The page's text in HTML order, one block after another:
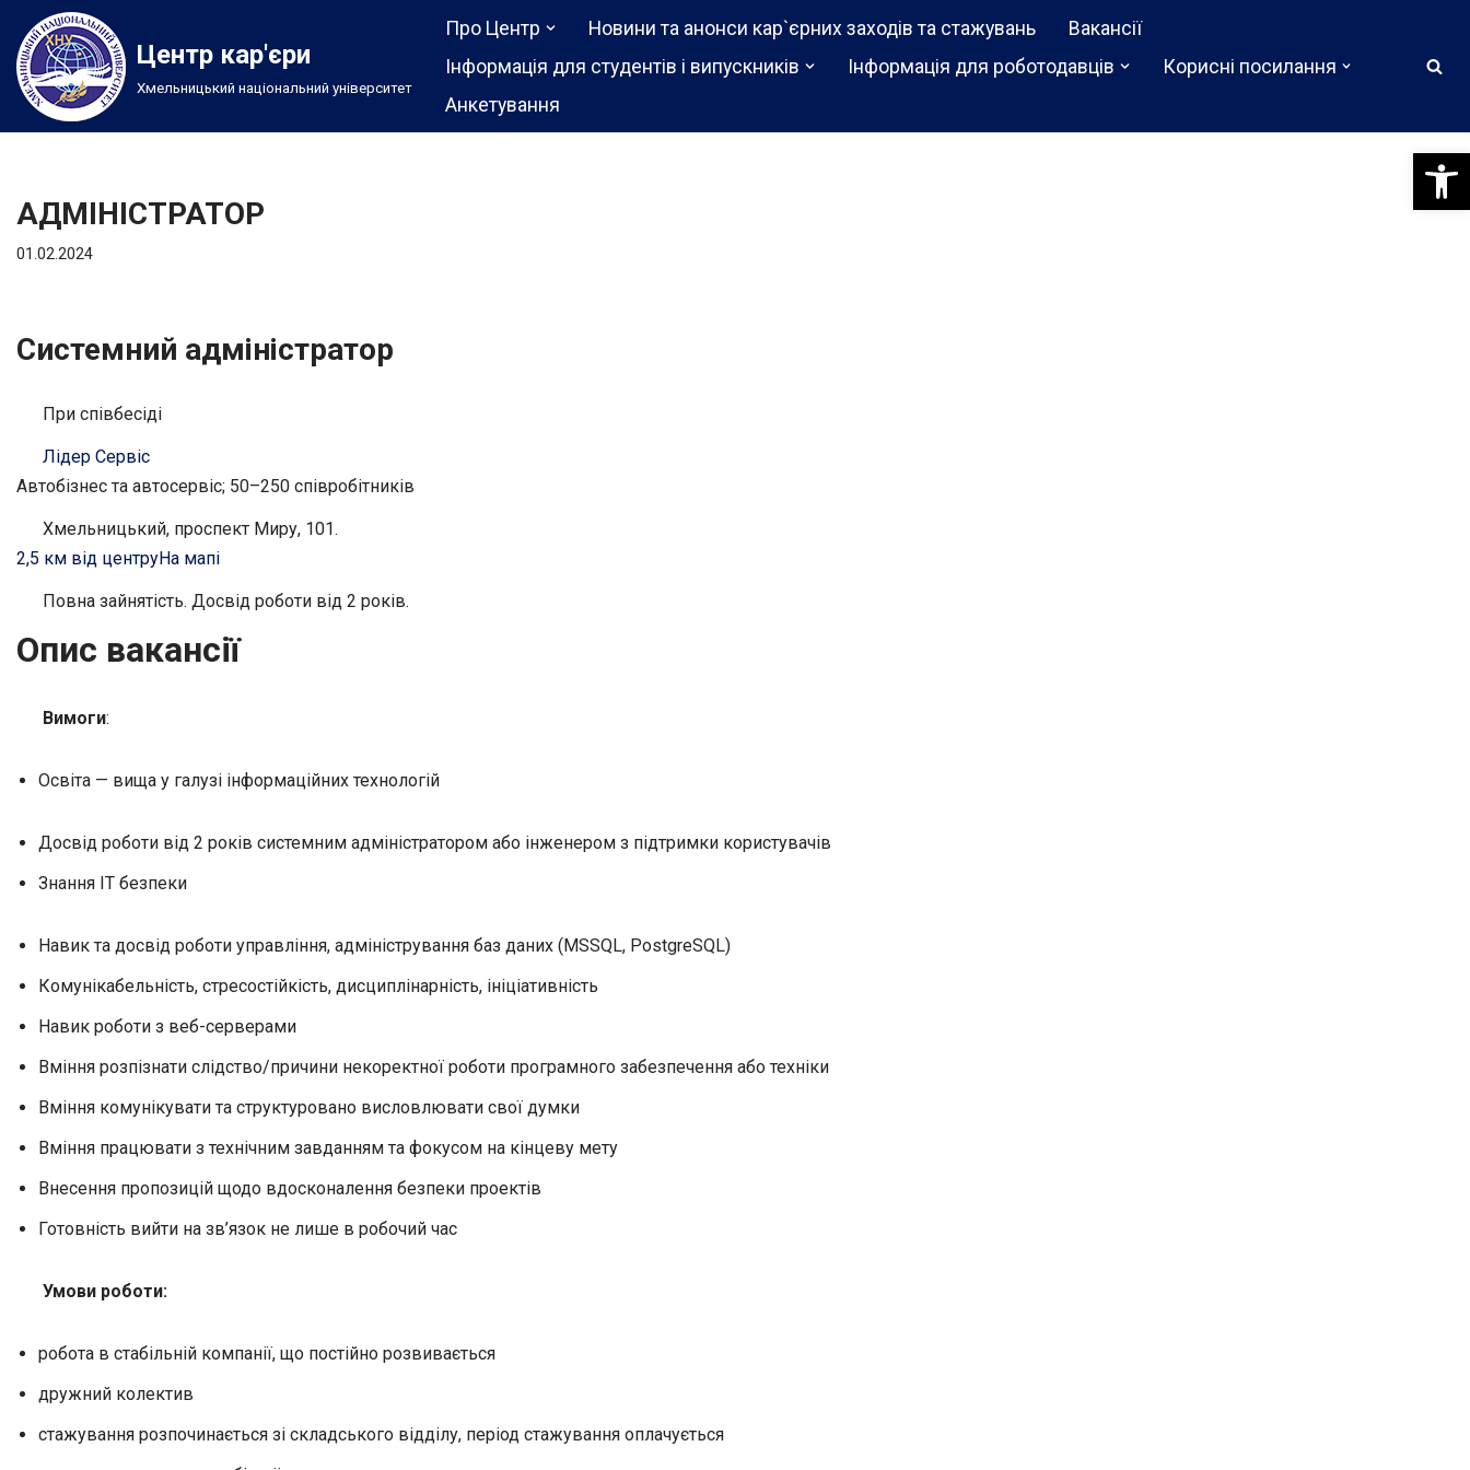
Перейти
до
вмісту
Центр кар'єри
Хмельницький національний університет
Про Центр Новини та анонси кар`єрних заходів та стажувань
Вакансії
Інформація для студентів і випускників
Інформація для роботодавців
Корисні посилання
Анкетування
АДМІНІСТРАТОР
01.02.2024
Системний адміністратор
При співбесіді
Лідер Сервіс
Автобізнес та автосервіс; 50–250 співробітників
Хмельницький, проспект Миру, 101.
2,5 км від центруНа мапі
Повна зайнятість. Досвід роботи від 2 років.
Опис вакансії
Вимоги:
Освіта — вища у галузі інформаційних технологій
Досвід роботи від 2 років системним адміністратором або інженером з підтримки користувачів
Знання ІТ безпеки
Навик та досвід роботи управління, адміністрування баз даних (MSSQL, PostgreSQL)
Комунікабельність, стресостійкість, дисциплінарність, ініціативність
Навик роботи з веб-серверами
Вміння розпізнати слідство/причини некоректної роботи програмного забезпечення або техніки
Вміння комунікувати та структуровано висловлювати свої думки
Вміння працювати з технічним завданням та фокусом на кінцеву мету
Внесення пропозицій щодо вдосконалення безпеки проектів
Готовність вийти на зв’язок не лише в робочий час
Умови роботи:
робота в стабільній компанії, що постійно розвивається
дружний колектив
стажування розпочинається зі складського відділу, період стажування оплачується